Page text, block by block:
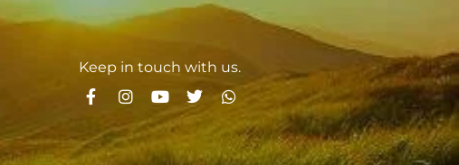
Keep in touch with us.